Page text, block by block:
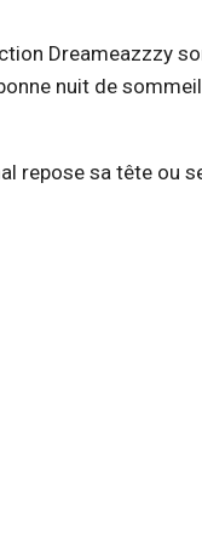
Dreameazzzy
nuit de
repose sa tête ou